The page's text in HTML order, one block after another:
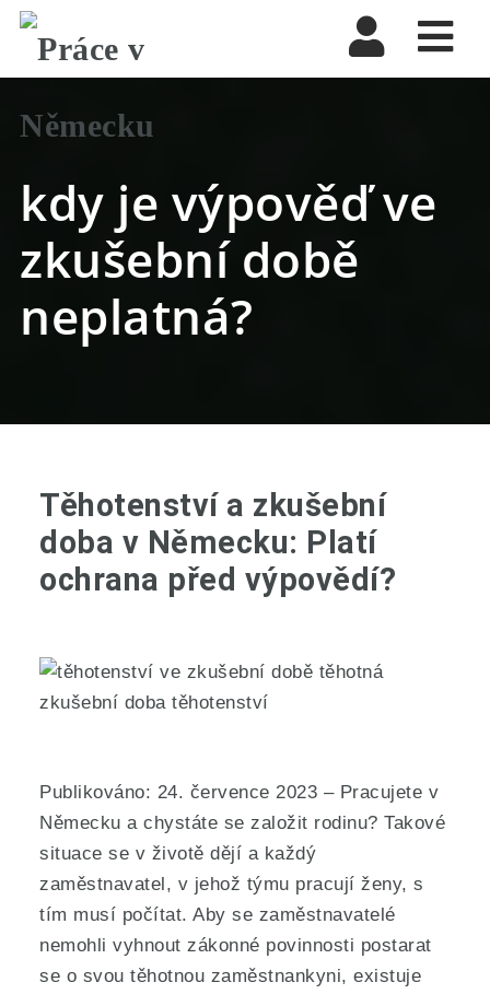
kdy je výpověď ve
zkušební době
neplatná?
Těhotenství a zkušební
doba v Německu: Platí
ochrana před výpovědí?
Publikováno: 24. července 2023 – Pracujete v
Německu a chystáte se založit rodinu? Takové
situace se v životě dějí a každý
zaměstnavatel, v jehož týmu pracují ženy, s
tím musí počítat. Aby se zaměstnavatelé
nemohli vyhnout zákonné povinnosti postarat
se o svou těhotnou zaměstnankyni, existuje